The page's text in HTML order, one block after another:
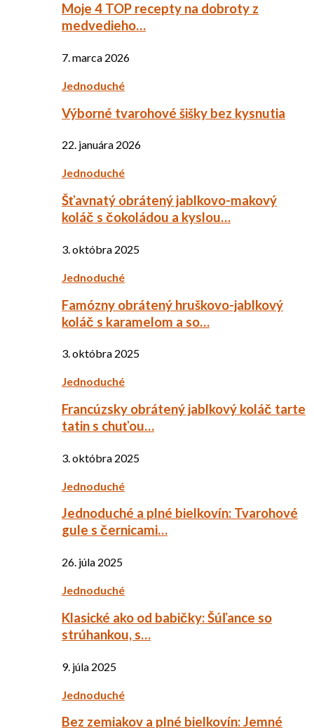
Moje 4 TOP recepty na dobroty z
medvedieho…
7. marca 2026
Jednoduché
Výborné tvarohové šišky bez kysnutia
22. januára 2026
Jednoduché
Šťavnatý obrátený jablkovo-makový
koláč s čokoládou a kyslou…
3. októbra 2025
Jednoduché
Famózny obrátený hruškovo-jablkový
koláč s karamelom a so…
3. októbra 2025
Jednoduché
Francúzsky obrátený jablkový koláč tarte
tatin s chuťou…
3. októbra 2025
Jednoduché
Jednoduché a plné bielkovín: Tvarohové
gule s černicami…
26. júla 2025
Jednoduché
Klasické ako od babičky: Šúľance so
strúhankou, s…
9. júla 2025
Jednoduché
Bez zemiakov a plné bielkovín: Jemné